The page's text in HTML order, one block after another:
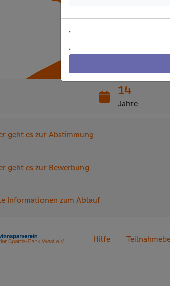
14
Jahre
geht es zur Abstimmung
geht es zur Bewerbung
Informationen zum Ablauf
Hilfe